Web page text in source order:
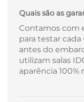
Quais são as
Contamos com
para testar
antes do
utilizam salas
aparência